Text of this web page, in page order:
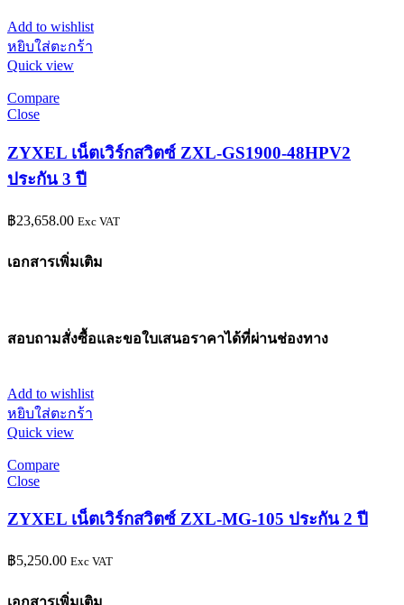
Add to wishlist
หยิบใส่ตะกร้า
Quick view
Compare
Close
ZYXEL เน็ตเวิร์กสวิตซ์ ZXL-GS1900-48HPV2
ประกัน 3 ปี
฿23,658.00 Exc VAT
เอกสารเพิ่มเติม
สอบถามสั่งซื้อและขอใบเสนอราคาได้ที่ผ่านช่องทาง
Add to wishlist
หยิบใส่ตะกร้า
Quick view
Compare
Close
ZYXEL เน็ตเวิร์กสวิตซ์ ZXL-MG-105 ประกัน 2 ปี
฿5,250.00 Exc VAT